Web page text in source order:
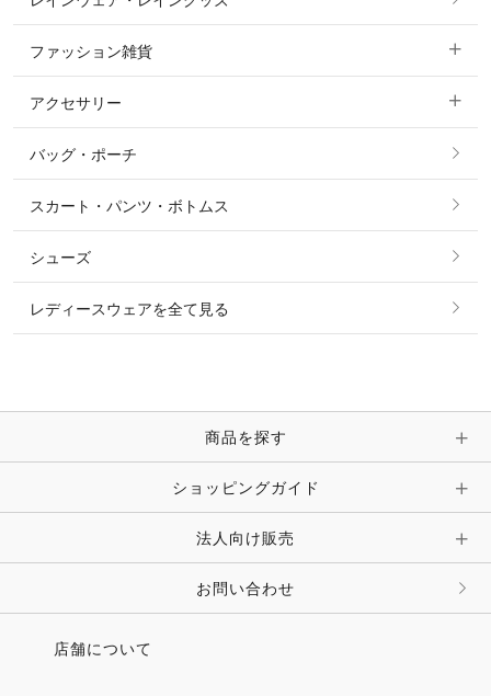
パーカー・トレーナー・スウェット
ニット・セーター
シャツ・ブラウス・ワンピース
ジャケット・ブルゾン
その他 アウター
ショージャケット
ショーシャツ
ファッション雑貨
すべてのファッション雑貨
ソックス
ベルト
マフラー・スカーフ・ストール・スヌード
時計・財布・キーケース・革小物
キーホルダー・チャーム・ストラップ
アクセサリー
すべてのアクセサリー
リング
ピアス・イヤリング
ピン・ブローチ・コサージュ
その他 アクセサリー
バッグ・ポーチ
スカート・パンツ・ボトムス
シューズ
レディースウェアを全て見る
商品を探す
ショッピングガイド
法人向け販売
お問い合わせ
店舗について